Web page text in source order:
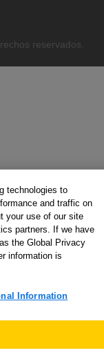
reservados.
technologies to
and traffic on
your use of our site
partners. If we have
the Global Privacy
information is
Information